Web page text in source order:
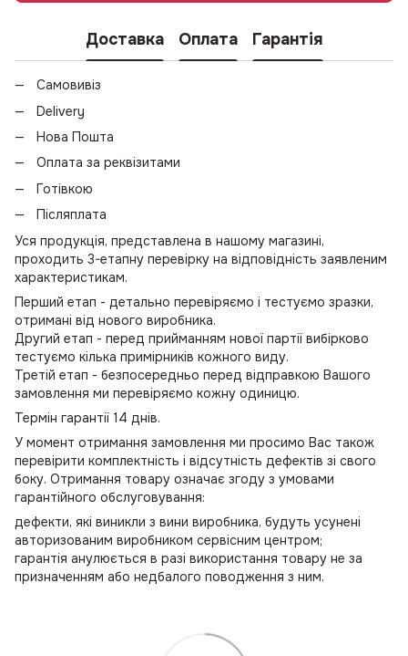
Доставка Оплата Гарантія
Самовивіз
Delivery
Нова Пошта
Оплата за реквізитами
Готівкою
Післяплата
Уся продукція, представлена в нашому магазині,
проходить 3-етапну перевірку на відповідність заявленим
характеристикам.
Перший етап - детально перевіряємо і тестуємо зразки,
отримані від нового виробника.
Другий етап - перед прийманням нової партії вибірково
тестуємо кілька примірників кожного виду.
Третій етап - безпосередньо перед відправкою Вашого
замовлення ми перевіряємо кожну одиницю.
Термін гарантії 14 днів.
У момент отримання замовлення ми просимо Вас також
перевірити комплектність і відсутність дефектів зі свого
боку. Отримання товару означає згоду з умовами
гарантійного обслуговування:
дефекти, які виникли з вини виробника, будуть усунені
авторизованим виробником сервісним центром;
гарантія анулюється в разі використання товару не за
призначенням або недбалого поводження з ним.